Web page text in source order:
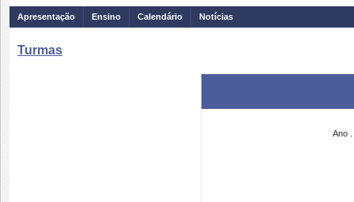
Apresentação Ensino Calendário Notícias
Turmas
Ano